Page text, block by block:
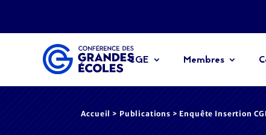
CGE Membres
Accueil > Publications > Enquête Insertion